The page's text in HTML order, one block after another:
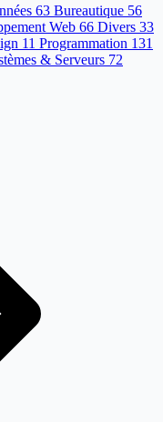
63 Bureautique 56
Web 66 Divers 33
11 Programmation 131
& Serveurs 72